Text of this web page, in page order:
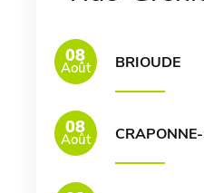
08
Août BRIOUDE
08
Août